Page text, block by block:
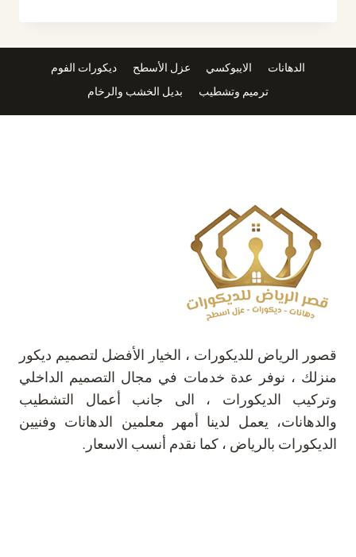
للجدران
ت:
مرايا
ديكور
الدهانات الايبوكسي عزل الأسطح ديكورات الفوم
ترميم وتشطيب بديل الخشب والرخام
قصور الرياض للديكورات ، الخيار الأفضل لتصميم ديكور
منزلك ، نوفر عدة خدمات في مجال التصميم الداخلي
وتركيب الديكورات ، الى جانب أعمال التشطيب
والدهانات، يعمل لدينا أمهر معلمين الدهانات وفنيين
الديكورات بالرياض ، كما نقدم أنسب الاسعار.